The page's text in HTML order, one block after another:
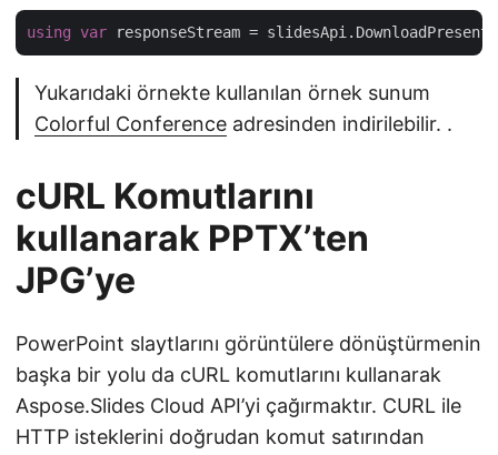
using var responseStream =
Yukarıdaki örnekte kullanılan örnek sunum
Colorful Conference adresinden indirilebilir. .
cURL Komutlarını
kullanarak PPTX’ten
JPG’ye
PowerPoint slaytlarını görüntülere dönüştürmenin
başka bir yolu da cURL komutlarını kullanarak
Aspose.Slides Cloud API’yi çağırmaktır. CURL ile
HTTP isteklerini doğrudan komut satırından